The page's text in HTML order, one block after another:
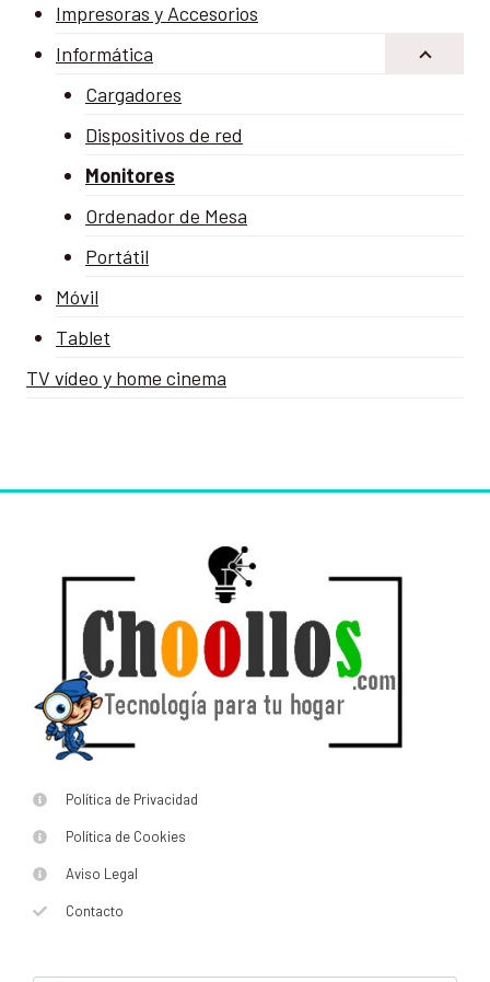
Impresoras y Accesorios
Informática
Cargadores
Dispositivos de red
Monitores
Ordenador de Mesa
Portátil
Móvil
Tablet
TV vídeo y home cinema
Política de Privacidad
Política de Cookies
Aviso Legal
Contacto